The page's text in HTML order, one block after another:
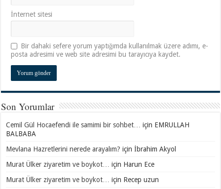
İnternet sitesi
Bir dahaki sefere yorum yaptığımda kullanılmak üzere adımı, e-
posta adresimi ve web site adresimi bu tarayıcıya kaydet.
Son Yorumlar
Cemil Gül Hocaefendi ile samimi bir sohbet… için EMRULLAH
BALBABA
Mevlana Hazretlerini nerede arayalım? içinİbrahim Akyol
Murat Ülker ziyaretim ve boykot…
için Harun Ece
Murat Ülker ziyaretim ve boykot…
için Recep uzun